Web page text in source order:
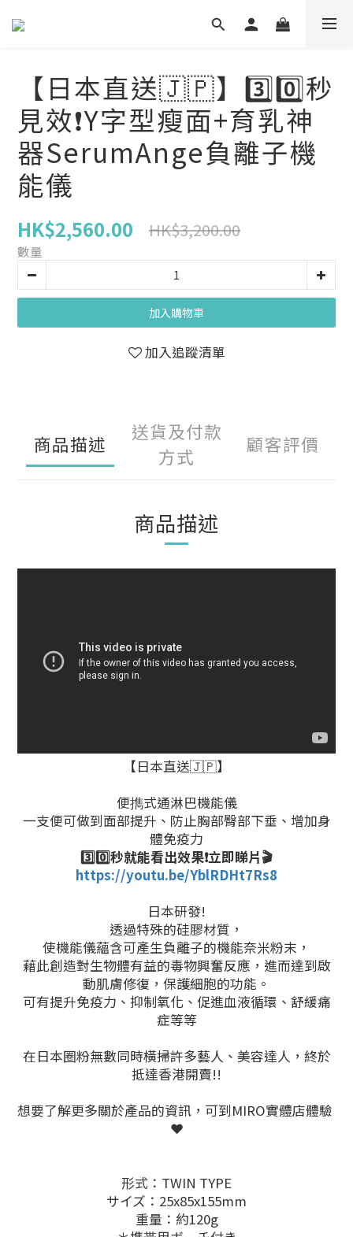
【日本直送🇯🇵】3️⃣0️⃣秒
見效❗️Y字型瘦面+育乳神
器SerumAnge負離子機
能儀
HK$2,560.00 HK$3,200.00
數量
加入購物車
加入追蹤清單
商品描述
送貨及付款
方式
顧客評價
商品描述
【日本直送🇯🇵】
便擕式通淋巴機能儀
一支便可做到面部提升、防止胸部臀部下垂、增加身
體免疫力
3️⃣0️⃣秒就能看出效果❗️立即睇片🎬
https://youtu.be/YblRDHt7Rs8
日本研發!
透過特殊的硅膠材質，
使機能儀蘊含可產生負離子的機能奈米粉末，
藉此創造對生物體有益的毒物興奮反應，進而達到啟
動肌膚修復，保護細胞的功能。
可有提升免疫力、抑制氧化、促進血液循環、舒緩痛
症等等
在日本圈粉無數同時橫掃許多藝人、美容達人，終於
抵達香港開賣!!
想要了解更多關於產品的資訊，可到MIRO實體店體驗
❤️
形式：TWIN TYPE
サイズ：25x85x155mm
重量：約120g